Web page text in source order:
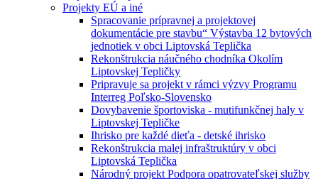
Projekty EÚ a iné
Spracovanie prípravnej a projektovej
dokumentácie pre stavbu“ Výstavba 12 bytových
jednotiek v obci Liptovská Teplička
Rekonštrukcia náučného chodníka Okolím
Liptovskej Tepličky
Pripravuje sa projekt v rámci výzvy Programu
Interreg Poľsko-Slovensko
Dovybavenie športoviska - mutifunkčnej haly v
Liptovskej Tepličke
Ihrisko pre každé dieťa - detské ihrisko
Rekonštrukcia malej infraštruktúry v obci
Liptovská Teplička
Národný projekt Podpora opatrovateľskej služby